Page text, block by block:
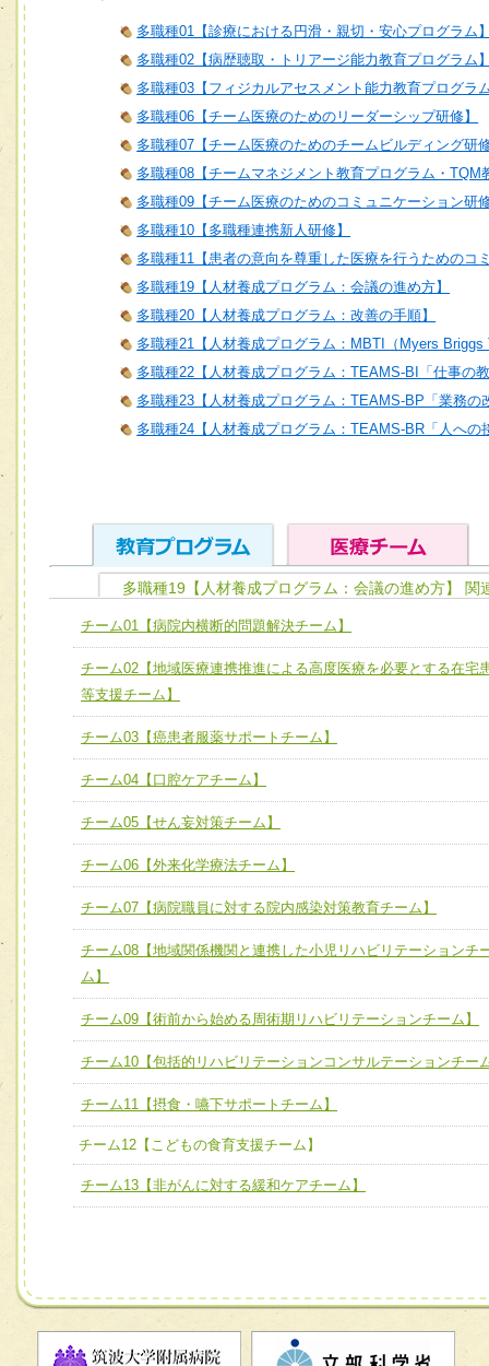
多職種01【診療における円滑・親切・安心プログラム
多職種02【病歴聴取・トリアージ能力教育プログラム
多職種03【フィジカルアセスメント能力教育プログラ
多職種06【チーム医療のためのリーダーシップ研修】
多職種07【チーム医療のためのチームビルディング研
多職種08【チームマネジメント教育プログラム・TQM
多職種09【チーム医療のためのコミュニケーション研
多職種10【多職種連携新人研修】
多職種11【患者の意向を尊重した医療を行うためのコ
多職種19【人材養成プログラム：会議の進め方】
多職種20【人材養成プログラム：改善の手順】
多職種21【人材養成プログラム：MBTI（Myers
多職種22【人材養成プログラム：TEAMS-BI「仕事の
多職種23【人材養成プログラム：TEAMS-BP「業務の
多職種24【人材養成プログラム：TEAMS-BR「人への
ユニット１ 医療人としての基礎能力
全人的医療を実践する医療人として、必要な基礎能力を身
ける
必要に応じて柔軟に医療チームを組織し、強調できる
ユニット３ 多職種連携力
他職種の視点とスキルを学び、相互理解と連携を深める
チーム01【病院内横断的問題解決チーム】
チーム02【地域医療連携推進による高度医療を必要とする
宅患者等支援チーム】
チーム05【せん妄対策チーム】
チーム06【外来化学療法チーム】
チーム07【病院職員に対する院内感染対策教育チーム】
チーム08【地域関係機関と連携した小児リハビリテーショ
チーム09【術前から始める周術期リハビリテーションチー
ム】
チーム10【包括的リハビリテーションコンサルテーション
ーム】
チーム11【摂食・嚥下サポートチーム】
チーム12【こどもの食育支援チーム】
多職種19【人材養成プログラム：会議の進め方】 関
チーム01【病院内横断的問題解決チーム】
チーム02【地域医療連携推進による高度医療を必要とする在宅
等支援チーム】
チーム03【癌患者服薬サポートチーム】
チーム04【口腔ケアチーム】
チーム05【せん妄対策チーム】
チーム06【外来化学療法チーム】
チーム07【病院職員に対する院内感染対策教育チーム】
チーム08【地域関係機関と連携した小児リハビリテーションチ
ム】
チーム09【術前から始める周術期リハビリテーションチーム】
チーム10【包括的リハビリテーションコンサルテーションチー
チーム11【摂食・嚥下サポートチーム】
チーム12【こどもの食育支援チーム】
チーム13【非がんに対する緩和ケアチーム】